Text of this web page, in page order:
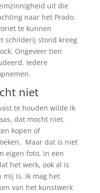
uit die
naar het Prado
te kunnen
schilderij stond kreeg
Ongeveer tien
Iedere
niet
te houden wilde ik
dat mocht niet.
kopen of
Maar dat is niet
eigen foto, in een
het werk, ook al is
mij is. Ik mag het
van het kunstwerk